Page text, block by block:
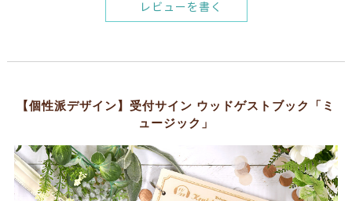
レビューを書く
【個性派デザイン】受付サイン ウッドゲストブック「ミ
ュージック」